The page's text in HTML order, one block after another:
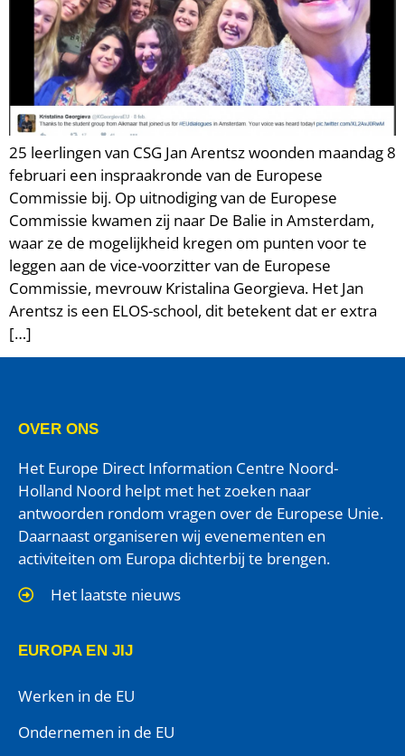
25 leerlingen van CSG Jan Arentsz woonden maandag 8
februari een inspraakronde van de Europese
Commissie bij. Op uitnodiging van de Europese
Commissie kwamen zij naar De Balie in Amsterdam,
waar ze de mogelijkheid kregen om punten voor te
leggen aan de vice-voorzitter van de Europese
Commissie, mevrouw Kristalina Georgieva. Het Jan
Arentsz is een ELOS-school, dit betekent dat er extra
[…]
OVER ONS
Het Europe Direct Information Centre Noord-
Holland Noord helpt met het zoeken naar
antwoorden rondom vragen over de Europese Unie.
Daarnaast organiseren wij evenementen en
activiteiten om Europa dichterbij te brengen.
Het laatste nieuws
EUROPA EN JIJ
Werken in de EU
Ondernemen in de EU